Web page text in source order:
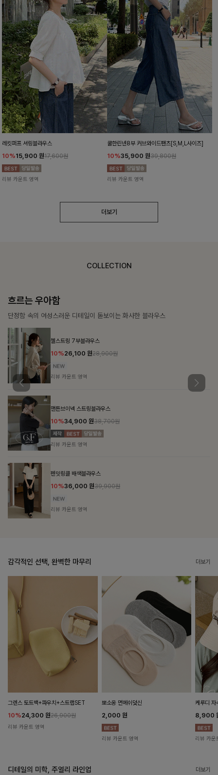
레킷퍼프 셔링블라우스
10%15,900 원17,600원
리뷰 카운트 영역
쿨한린넨8부 커브와이드팬츠[S,M,L사이즈]
10%35,900 원39,800원
리뷰 카운트 영역
더보기
COLLECTION
가벼운 계절감
탄탄한 소재와 깔끔한 핏, 매일 손이 가는 데일리 티셔츠
15,300
20,700
리뷰 카운트 영역
16,200 17,900원
감각적인 선택, 완벽한 마무리 더보기
그렌스 토트백+파우치+스트랩SET
10%24,300 원26,900원
리뷰 카운트 영역
뽀소옹 면메쉬덧신
2,000 원
리뷰 카운트 영역
케루디 자
8,900
리뷰 카운
디테일의 미학, 주얼리 라인업 더보기